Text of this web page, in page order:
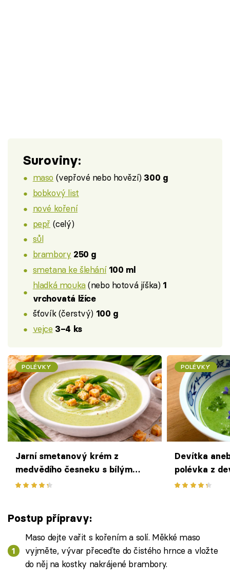
Suroviny:
maso (vepřové nebo hovězí) 300 g
bobkový list
nové koření
pepř (celý)
sůl
brambory 250 g
smetana ke šlehání 100 ml
hladká mouka(nebo hotová jíška) 1
vrchovatá lžíce
šťovík (čerstvý) 100 g
vejce 3–4 ks
POLÉVKY
Jarní smetanový krém z
medvědího česneku s bílým
vínem a bramborami
POLÉVKY
Devítka
polévka z
tradiční
Postup přípravy:
Maso dejte vařit s kořením a solí. Měkké maso
vyjměte, vývar přeceďte do čistého hrnce a vložte
do něj na kostky nakrájené brambory.